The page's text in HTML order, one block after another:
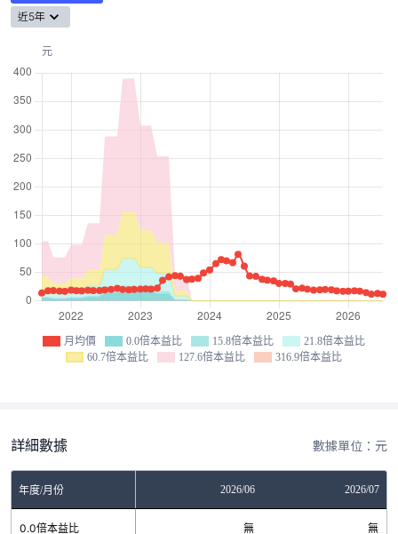
近5年
月均價 0.0倍本益比 15.8倍本益比
21.8倍本益比
60.7倍本益比
127.6倍本益比 316.9倍本益比
詳細數據 數據單位：元
年度/月份 2026/06 2026/07
0.0倍本益比 無 無